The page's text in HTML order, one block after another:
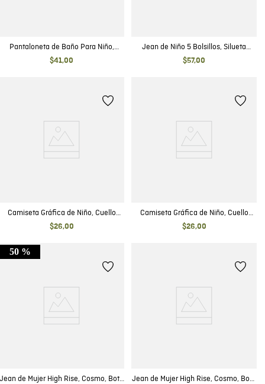
Pantaloneta de Baño Para Niño,
Regular Fit - Estampado Hojas
$41,00
Jean de Niño 5 Bolsillos, Silueta
Ajustada - Azul Oscuro
$57,00
Camiseta Gráfica de Niño, Cuello
Redondo - Tela Jaspe Diseño Frontal
Estampado
$26,00
Camiseta Gráfica de Niño, Cuello
Redondo - Diseño Frontal Estampado
$26,00
50 %
Jean de Mujer High Rise, Cosmo, Bota
Jean de Mujer High Rise, Cosmo, Boot